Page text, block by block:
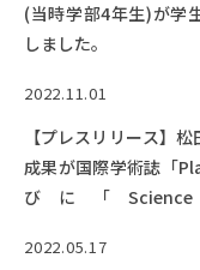
(当時学部4年生)が学
しました。
2022.11.01
【プレスリリース】
成果が国際学術誌「
びに「
ました。
2022.05.17